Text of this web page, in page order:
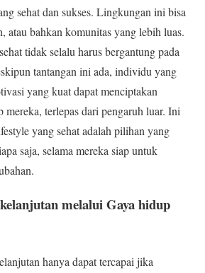
sehat dan sukses. Lingkungan ini bisa
atau bahkan komunitas yang lebih luas.
tidak selalu harus bergantung pada
tantangan ini ada, individu yang
yang kuat dapat menciptakan
mereka, terlepas dari pengaruh luar. Ini
yang sehat adalah pilihan yang
saja, selama mereka siap untuk
melalui Gaya hidup
hanya dapat tercapai jika